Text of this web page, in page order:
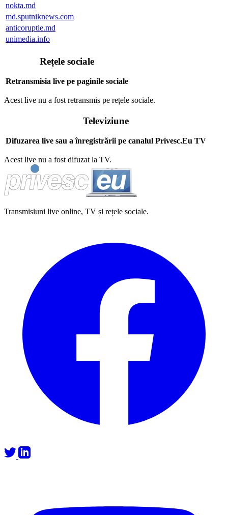
nokta.md
md.sputniknews.com
anticoruptie.md
unimedia.info
Rețele sociale
Retransmisia live pe paginile sociale
Acest live nu a fost retransmis pe rețele sociale.
Televiziune
Difuzarea live sau a înregistrării pe canalul Privesc.Eu TV
Acest live nu a fost difuzat la TV.
Transmisiuni live online, TV și rețele sociale.